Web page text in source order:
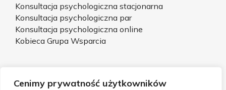
Cenimy prywatność użytkowników
Konsultacja psychologiczna stacjonarna
Konsultacja psychologiczna par
Konsultacja psychologiczna online
Kobieca Grupa Wsparcia